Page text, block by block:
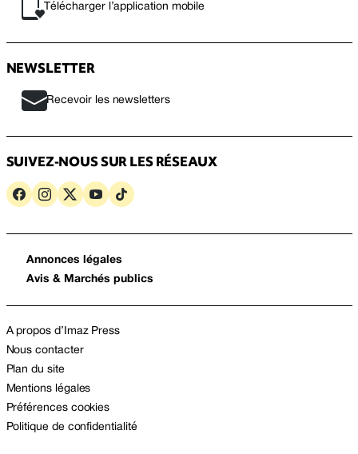
Télécharger l’application mobile
NEWSLETTER
Recevoir les newsletters
SUIVEZ-NOUS SUR LES RÉSEAUX
Annonces légales
Avis & Marchés publics
A propos d’Imaz Press
Nous contacter
Plan du site
Mentions légales
Préférences cookies
Politique de confidentialité